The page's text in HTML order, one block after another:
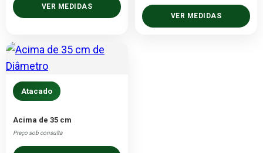
VER MEDIDAS
VER MEDIDAS
Atacado
Acima de 35 cm
Preço sob consulta